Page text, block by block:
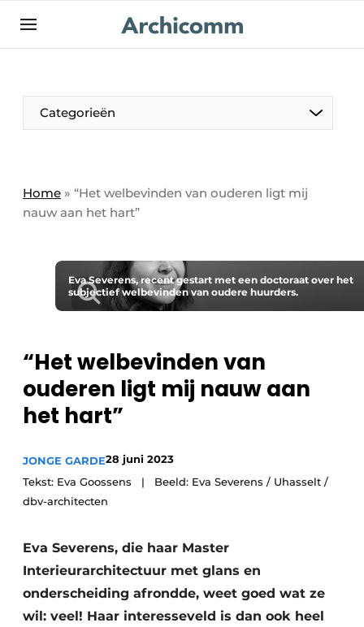
NL be-FR
Categorieën
Home » “Het welbevinden van ouderen ligt mij
nauw aan het hart”
Eva Severens, recent gestart met een doctoraat over het
subjectief welbevinden van oudere huurders.
“Het welbevinden van
ouderen ligt mij nauw aan
het hart”
JONGE GARDE28 juni 2023
Tekst: Eva Goossens | Beeld: Eva Severens / Uhasselt /
dbv-architecten
Eva Severens, die haar Master
Interieurarchitectuur met glans en
onderscheiding afrondde, weet goed wat ze
wil: veel! Haar interesseveld is dan ook heel